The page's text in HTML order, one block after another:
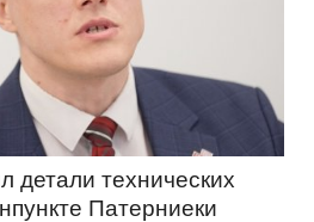
детали технических
Патерниеки